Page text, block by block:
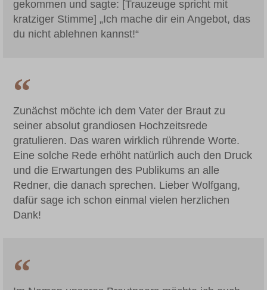
gekommen und sagte: [Trauzeuge spricht mit
kratziger Stimme] „Ich mache dir ein Angebot, das
du nicht ablehnen kannst!“
Zunächst möchte ich dem Vater der Braut zu
seiner absolut grandiosen Hochzeitsrede
gratulieren. Das waren wirklich rührende Worte.
Eine solche Rede erhöht natürlich auch den Druck
und die Erwartungen des Publikums an alle
Redner, die danach sprechen. Lieber Wolfgang,
dafür sage ich schon einmal vielen herzlichen
Dank!